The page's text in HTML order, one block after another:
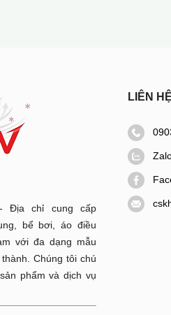
Địa chỉ cung cấp
bể bơi, áo điều
với đa dạng mẫu
Chúng tôi chú
phẩm và dịch vụ
LIÊN HỆ